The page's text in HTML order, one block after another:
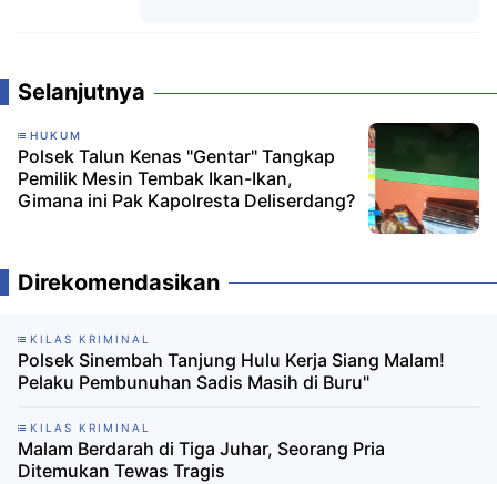
Selanjutnya
HUKUM
Polsek Talun Kenas "Gentar" Tangkap
Pemilik Mesin Tembak Ikan-Ikan,
Gimana ini Pak Kapolresta Deliserdang?
Direkomendasikan
KILAS KRIMINAL
Polsek Sinembah Tanjung Hulu Kerja Siang Malam!
Pelaku Pembunuhan Sadis Masih di Buru"
KILAS KRIMINAL
Malam Berdarah di Tiga Juhar, Seorang Pria
Ditemukan Tewas Tragis